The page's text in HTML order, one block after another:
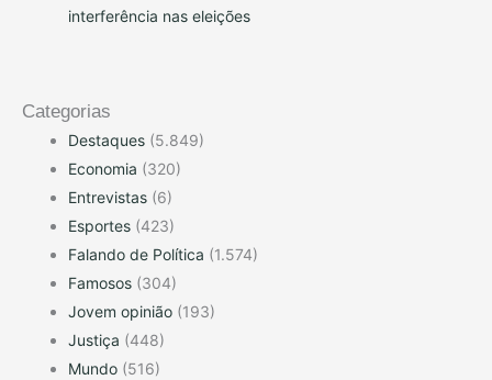
interferência nas eleições
Categorias
Destaques (5.849)
Economia (320)
Entrevistas (6)
Esportes (423)
Falando de Política (1.574)
Famosos (304)
Jovem opinião (193)
Justiça (448)
Mundo (516)